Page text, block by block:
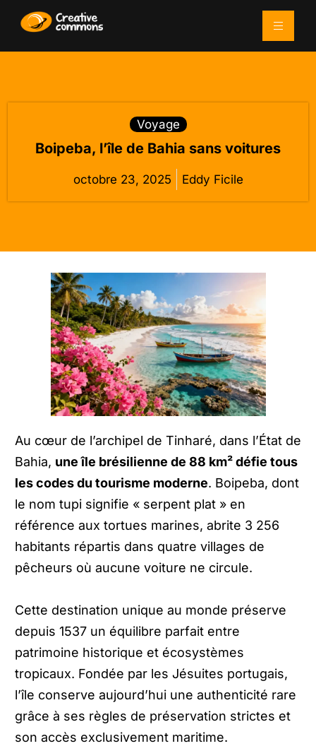
Voyage
Boipeba, l’île de Bahia sans voitures
octobre 23, 2025 Eddy Ficile
Au cœur de l’archipel de Tinharé, dans l’État de
Bahia, une île brésilienne de 88 km² défie tous
les codes du tourisme moderne. Boipeba, dont
le nom tupi signifie « serpent plat » en
référence aux tortues marines, abrite 3 256
habitants répartis dans quatre villages de
pêcheurs où aucune voiture ne circule.
Cette destination unique au monde préserve
depuis 1537 un équilibre parfait entre
patrimoine historique et écosystèmes
tropicaux. Fondée par les Jésuites portugais,
l’île conserve aujourd’hui une authenticité rare
grâce à ses règles de préservation strictes et
son accès exclusivement maritime.